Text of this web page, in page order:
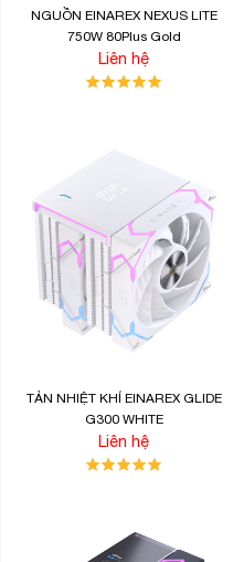
NGUỒN EINAREX NEXUS LITE
750W 80Plus Gold
Liên hệ
TẢN NHIỆT KHÍ EINAREX GLIDE
G300 WHITE
Liên hệ